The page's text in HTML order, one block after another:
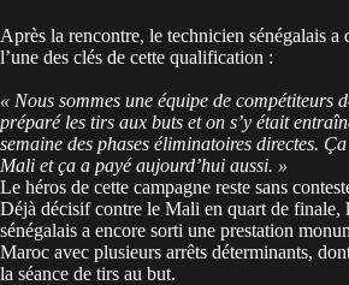
Après la rencontre, le technicien sénégalais a
l’une des clés de cette qualification :
« Nous sommes une équipe de compétiteurs
préparé les tirs aux buts et on s’y était
semaine des phases éliminatoires directes.
Mali et ça a payé aujourd’hui aussi. »
Le héros de cette campagne reste sans
Déjà décisif contre le Mali en quart de finale,
sénégalais a encore sorti une prestation
Maroc avec plusieurs arrêts déterminants,
la séance de tirs au but.